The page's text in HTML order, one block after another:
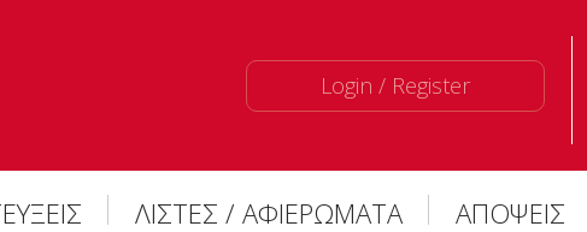
Login / Register
ΛΙΣΤΕΣ / ΑΦΙΕΡΩΜΑΤΑ ΑΠΟΨΕΙΣ